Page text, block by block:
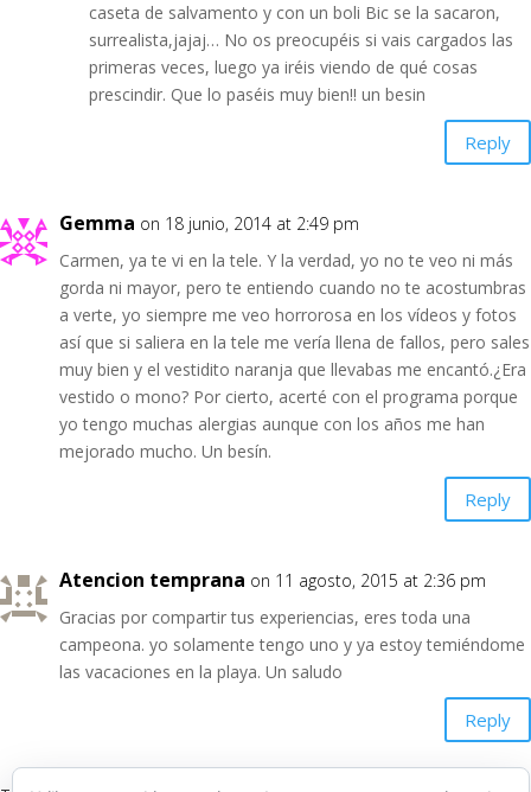
caseta de salvamento y con un boli Bic se la sacaron,
surrealista,jajaj… No os preocupéis si vais cargados las
primeras veces, luego ya iréis viendo de qué cosas
prescindir. Que lo paséis muy bien!! un besin
Reply
Gemma on 18 junio, 2014 at 2:49 pm
Carmen, ya te vi en la tele. Y la verdad, yo no te veo ni más
gorda ni mayor, pero te entiendo cuando no te acostumbras
a verte, yo siempre me veo horrorosa en los vídeos y fotos
así que si saliera en la tele me vería llena de fallos, pero sales
muy bien y el vestidito naranja que llevabas me encantó.¿Era
vestido o mono? Por cierto, acerté con el programa porque
yo tengo muchas alergias aunque con los años me han
mejorado mucho. Un besín.
Reply
Atencion temprana on 11 agosto, 2015 at 2:36 pm
Gracias por compartir tus experiencias, eres toda una
campeona. yo solamente tengo uno y ya estoy temiéndome
las vacaciones en la playa. Un saludo
Reply